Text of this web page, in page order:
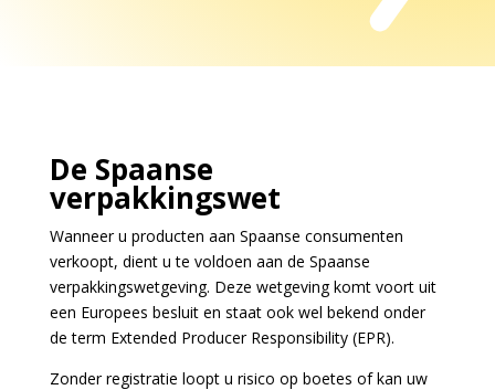
De Spaanse
verpakkingswet
Wanneer u producten aan Spaanse consumenten
verkoopt, dient u te voldoen aan de Spaanse
verpakkingswetgeving. Deze wetgeving komt voort uit
een Europees besluit en staat ook wel bekend onder
de term Extended Producer Responsibility (EPR).
Zonder registratie loopt u risico op boetes of kan uw